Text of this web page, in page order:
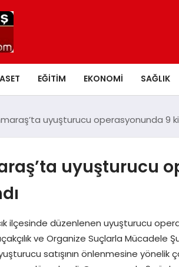
EĞITIM EKONOMI SAĞLIK
uyuşturucu operasyonunda 9
uyuşturucu
ilçesinde düzenlenen uyuşturucu
ve Organize Suçlarla Mücadele
satışının önlenmesine yönelik